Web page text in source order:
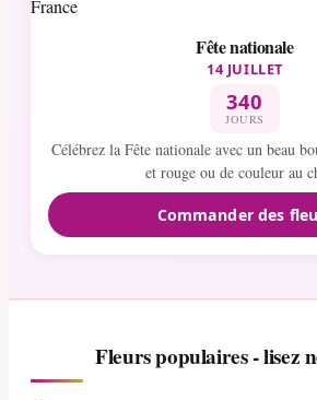
Fête nationale
14 JUILLET
340
JOURS
Célébrez la Fête nationale avec un beau
et rouge ou de couleur au
Commander des
Fleurs populaires - lisez